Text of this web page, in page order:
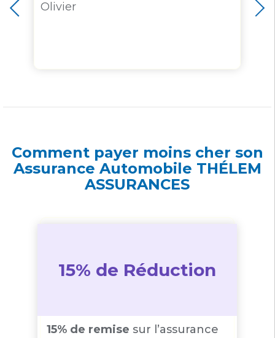
Olivier
Comment payer moins cher son
Assurance Automobile THÉLEM
ASSURANCES
15% de Réduction
15% de remise sur l’assurance